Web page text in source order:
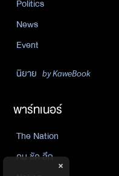
Politics
News
Event
นิยาย by KaweBook
พาร์ทเนอร์
The Nation
คม ชัด ลึก
×